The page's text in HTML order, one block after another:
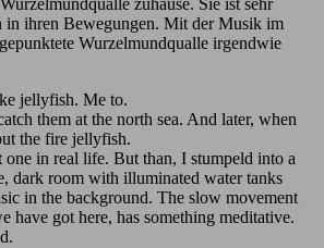
zuhause. Sie ist sehr
in ihren Bewegungen. Mit der Musik im
Wurzelmundqualle irgendwie
jellyfish. Me to.
them at the north sea. And later, when
the fire jellyfish.
one in real life. But than, I stumpeld into a
dark room with illuminated water tanks
in the background. The slow movement
have got here, has something meditative.